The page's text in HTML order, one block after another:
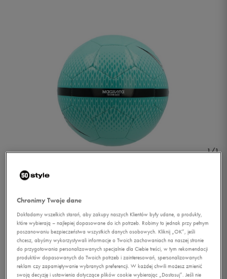
1/1
NIKE PILKA TECHNIQUE
0.0 0
19,99złz Vat
Chronimy Twoje dane
Dokładamy wszelkich starań, aby zakupy naszych Klientów były udane, a produkty,
które wybierają – najlepiej dopasowane do ich potrzeb. Robimy to jednak przy pełnym
poszanowaniu bezpieczeństwa wszystkich danych osobowych. Kliknij „OK”, jeśli
chcesz, abyśmy wykorzystywali informacje o Twoich zachowaniach na naszej stronie
do przygotowania personalizowanych specjalnie dla Ciebie treści, w tym rekomendacji
produktów dopasowanych do Twoich potrzeb i zainteresowań, spersonalizowanych
reklam czy zapamiętywanie wybranych preferencji. W każdej chwili możesz zmienić
swoją decyzję i ustawienia dotyczące plików cookie wybierając „Dostosuj”. Jeśli nie